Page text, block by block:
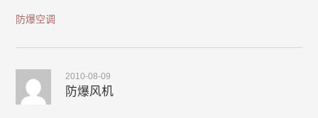
防爆空调
2010-08-09
防爆风机